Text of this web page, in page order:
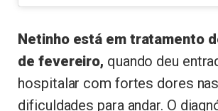
Netinho está em tratamento
de fevereiro, quando deu
hospitalar com fortes dores
dificuldades para andar. O